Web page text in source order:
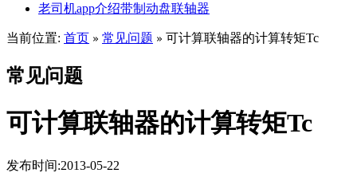
老司机app介绍带制动盘联轴器
当前位置: 首页 » 常见问题 » 可计算联轴器的计算转矩Tc
常见问题
可计算联轴器的计算转矩Tc
发布时间:2013-05-22